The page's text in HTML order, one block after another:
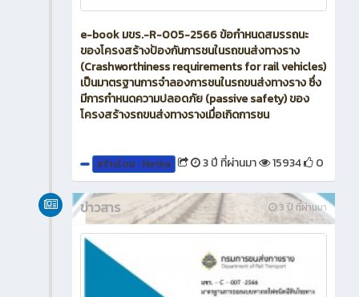
e-book มขร.-R-005-2566 ข้อกำหนดสมรรถนะ
ของโครงสร้างป้องกันการชนในรถขนส่งทางราง
(Crashworthiness requirements for rail vehicles)
เป็นมาตรฐานการจำลองการชนในรถขนส่งทางราง ซึ่ง
มีการกำหนดความปลอดภัย (passive safety) ของ
โครงสร้างรถขนส่งทางรางเมื่อเกิดการชน
สร้างโดย : Metha 3 ปี ที่ผ่านมา 15934 0
3 ปี ที่ผ่านมา
ข่าวสาร